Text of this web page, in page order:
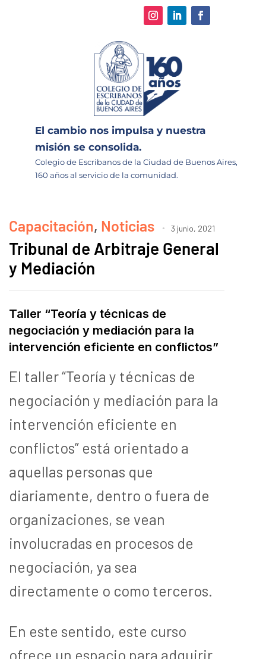
El cambio nos impulsa y nuestra
misión se consolida.
Colegio de Escribanos de la Ciudad de Buenos Aires,
160 años al servicio de la comunidad.
Capacitación, Noticias 3 junio, 2021
Tribunal de Arbitraje General
y Mediación
Taller “Teoría y técnicas de
negociación y mediación para la
intervención eficiente en conflictos”
El taller “Teoría y técnicas de
negociación y mediación para la
intervención eficiente en
conflictos” está orientado a
aquellas personas que
diariamente, dentro o fuera de
organizaciones, se vean
involucradas en procesos de
negociación, ya sea
directamente o como terceros.
En este sentido, este curso
ofrece un espacio para adquirir